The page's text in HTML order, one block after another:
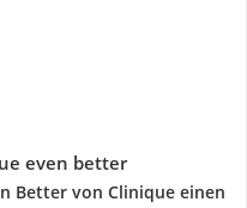
even better
Better von Clinique einen